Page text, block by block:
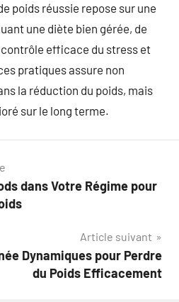
poids réussie repose sur une
une diète bien gérée, de
contrôle efficace du stress et
pratiques assure non
la réduction du poids, mais
sur le long terme.
dans Votre Régime pour
Article suivant
Dynamiques pour Perdre
du Poids Efficacement